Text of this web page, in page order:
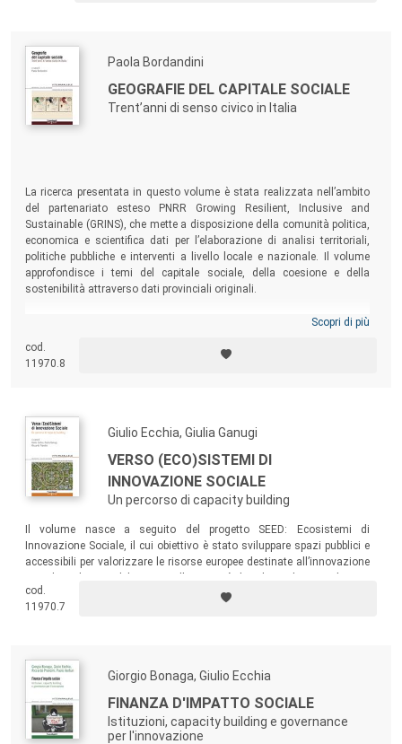
Paola Bordandini
GEOGRAFIE DEL CAPITALE SOCIALE
Trent’anni di senso civico in Italia
La ricerca presentata in questo volume è stata realizzata nell’ambito
del partenariato esteso PNRR Growing Resilient, Inclusive and
Sustainable (GRINS), che mette a disposizione della comunità politica,
economica e scientifica dati per l’elaborazione di analisi territoriali,
politiche pubbliche e interventi a livello locale e nazionale. Il volume
approfondisce i temi del capitale sociale, della coesione e della
sostenibilità attraverso dati provinciali originali.
Scopri di più
cod.
11970.8
Giulio Ecchia, Giulia Ganugi
VERSO (ECO)SISTEMI DI
INNOVAZIONE SOCIALE
Un percorso di capacity building
Il volume nasce a seguito del progetto SEED: Ecosistemi di
Innovazione Sociale, il cui obiettivo è stato sviluppare spazi pubblici e
accessibili per valorizzare le risorse europee destinate all’innovazione
realizzare un percorso di capacity building volto a supportare la
comprensione e la diffusione degli ecosistemi di innovazione sociale.
cod.
11970.7
Giorgio Bonaga, Giulio Ecchia
FINANZA D'IMPATTO SOCIALE
Istituzioni, capacity building e governance
per l'innovazione